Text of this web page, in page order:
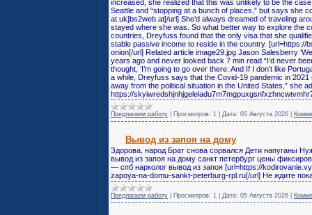
increased, she realized that this was unlikely to be the
Seattle and “stopping at a bunch of places,” but says she
at.uk]bs2web.at[/url] She’d always dreamed of traveling
stayed where she was. So what better way to explore the
countries, Dreyfuss found that the only visa that she
stable passive income to reside in the country.
onion[/url] Related article image29.jpg Jason Salesberry
years ago and never looked back 7 min read “I’d never
thought, ‘I’m going to go over there. And If I don’t like
a while, Dreyfuss says that the Covid-19 pandemic in
away from the political situation in the United States,” she
https://
Предлагаем работу Просмотров: 1 Дата: 05 Августа 2026
Вывод из запоя на дому
Здорова, народ Брат снова сорвался Дети напуганы
вывод из запоя на дому санкт петербург цены
— спб нарколог вывод из запоя [url=https://
zapoya-na-domu-sankt-peterburg-rpl.ru[/url] Не ждите
Предлагаем работу Просмотров: 1 Дата: 05 Августа 2026